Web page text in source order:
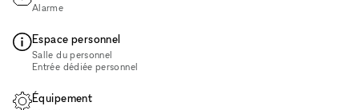
Alarme
Espace personnel
Salle du personnel
Entrée dédiée personnel
Équipement